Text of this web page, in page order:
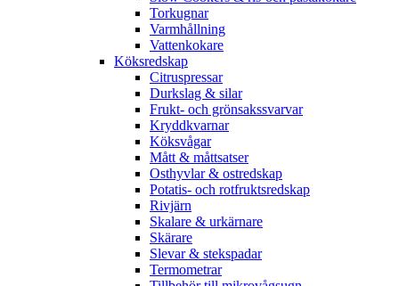
Torkugnar
Varmhållning
Vattenkokare
Köksredskap
Citruspressar
Durkslag & silar
Frukt- och grönsakssvarvar
Kryddkvarnar
Köksvågar
Mått & måttsatser
Osthyvlar & ostredskap
Potatis- och rotfruktsredskap
Rivjärn
Skalare & urkärnare
Skärare
Slevar & stekspadar
Termometrar